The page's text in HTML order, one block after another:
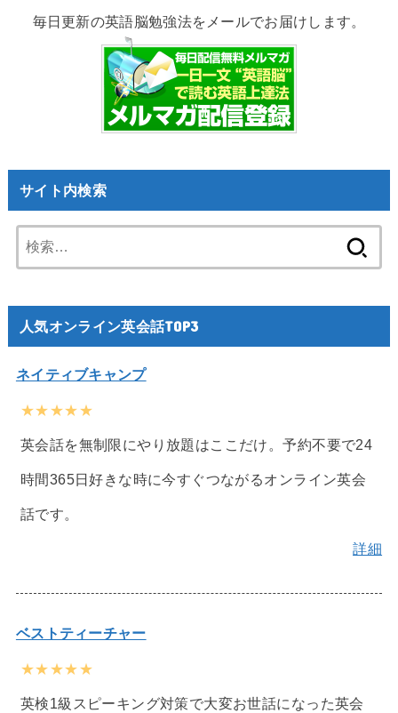
毎日更新の英語脳勉強法をメールでお届けします。
サイト内検索
索:
人気オンライン英会話TOP3
ネイティブキャンプ
★★★★★
英会話を無制限にやり放題はここだけ。予約不要で24
時間365日好きな時に今すぐつながるオンライン英会
話です。
詳細
ベストティーチャー
★★★★★
英検1級スピーキング対策で大変お世話になった英会